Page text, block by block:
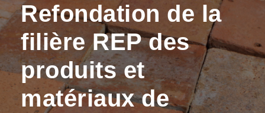
Refondation de la
filière REP des
produits et
matériaux de